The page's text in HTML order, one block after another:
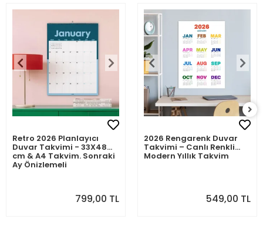
Retro 2026 Planlayıcı
Duvar Takvimi - 33X48
cm & A4 Takvim. Sonraki
Ay Önizlemeli
799,00 TL
2026 Rengarenk Duvar
Takvimi – Canlı Renkli
Modern Yıllık Takvim
549,00 TL